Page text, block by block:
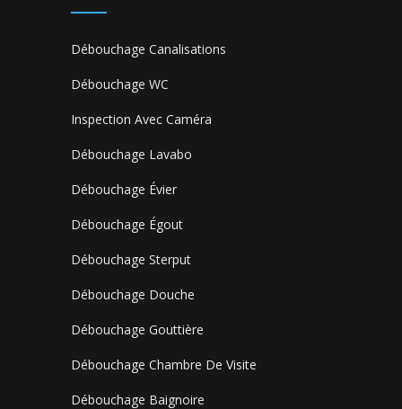
Débouchage Canalisations
Débouchage WC
Inspection Avec Caméra
Débouchage Lavabo
Débouchage Évier
Débouchage Égout
Débouchage Sterput
Débouchage Douche
Débouchage Gouttière
Débouchage Chambre De Visite
Débouchage Baignoire